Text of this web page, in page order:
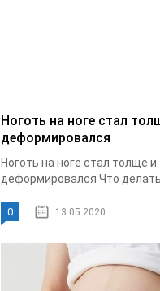
Ноготь на ноге стал
деформировался
Ноготь на ноге стал толще и
деформировался Что делать,
0 13.05.2020